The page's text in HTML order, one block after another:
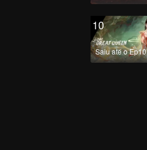
10
Saiu até o Ep10